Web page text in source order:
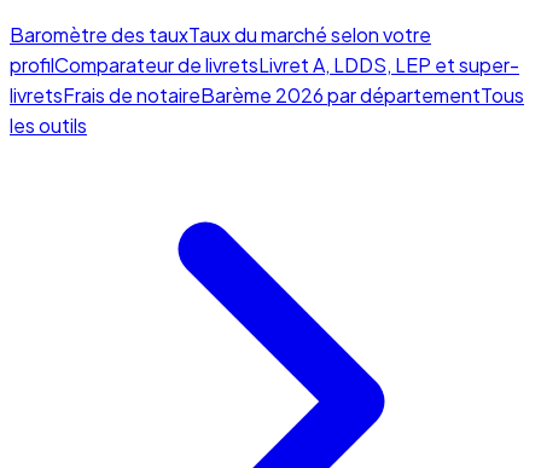
Baromètre des tauxTaux du marché selon votre
profilComparateur de livretsLivret A, LDDS, LEP et super-
livretsFrais de notaireBarème 2026 par départementTous
les outils